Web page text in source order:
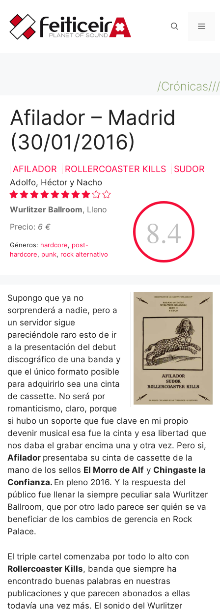
contenido
/Crónicas///
Afilador – Madrid
(30/01/2016)
AFILADOR ROLLERCOASTER KILLS SUDOR
Adolfo, Héctor y Nacho
8.4
Wurlitzer Ballroom, Lleno
Precio: 6 €
Géneros: hardcore, post-
hardcore, punk, rock alternativo
Supongo que ya no
sorprenderá a nadie, pero a
un servidor sigue
pareciéndole raro esto de ir
a la presentación del debut
discográfico de una banda y
que el único formato posible
para adquirirlo sea una cinta
de cassette. No será por
romanticismo, claro, porque
si hubo un soporte que fue clave en mi propio
devenir musical esa fue la cinta y esa libertad que
nos daba el grabar encima una y otra vez. Pero si,
Afilador presentaba su cinta de cassette de la
mano de los sellos El Morro de Alf y Chingaste la
Confianza. En pleno 2016. Y la respuesta del
público fue llenar la siempre peculiar sala Wurlitzer
Ballroom, que por otro lado parece ser quién se va
beneficiar de los cambios de gerencia en Rock
Palace.
El triple cartel comenzaba por todo lo alto con
Rollercoaster Kills, banda que siempre ha
encontrado buenas palabras en nuestras
publicaciones y que parecen abonados a ellas
todavía una vez más. El sonido del Wurlitzer